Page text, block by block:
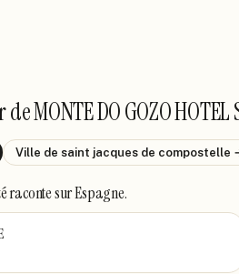
deMONTE DO GOZO HOTEL
Ville de saint jacques de compostelle
racontesur Espagne.